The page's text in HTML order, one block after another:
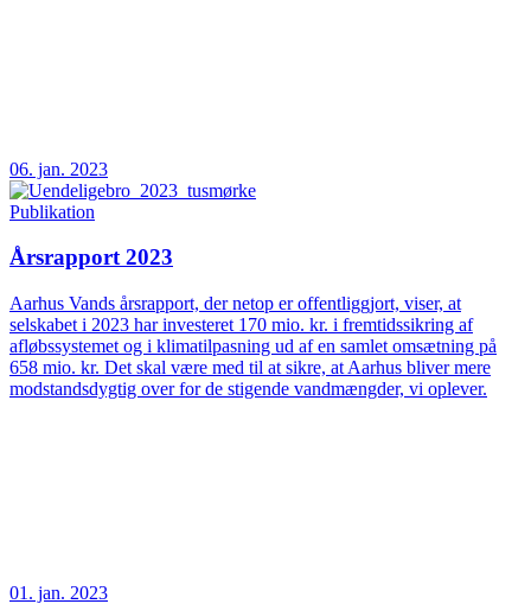
06. jan. 2023
Publikation
Årsrapport 2023
Aarhus Vands årsrapport, der netop er offentliggjort, viser, at
selskabet i 2023 har investeret 170 mio. kr. i fremtidssikring af
afløbssystemet og i klimatilpasning ud af en samlet omsætning på
658 mio. kr. Det skal være med til at sikre, at Aarhus bliver mere
modstandsdygtig over for de stigende vandmængder, vi oplever.
01. jan. 2023